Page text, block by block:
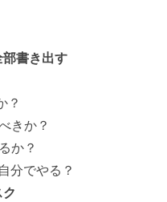
書き出す
？
きか？
か？
でやる？